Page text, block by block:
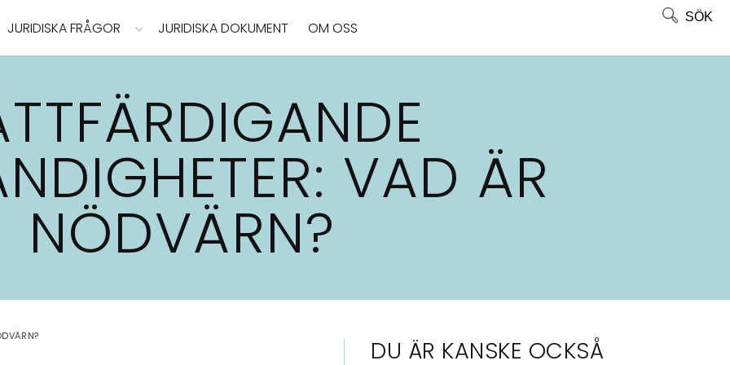
JURIDISKA FRÅGOR JURIDISKA DOKUMENT OM OSS
SÖK
VAD ÄR
NÖDVÄRN?
DU ÄR KANSKE OCKSÅ